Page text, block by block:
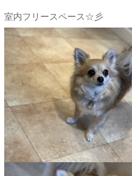
室内フリースペース☆彡